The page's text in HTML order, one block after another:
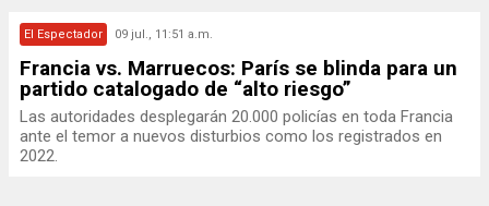
El Espectador 09 jul., 11:51 a.m.
Francia vs. Marruecos: París se blinda para un
partido catalogado de “alto riesgo”
Las autoridades desplegarán 20.000 policías en toda Francia
ante el temor a nuevos disturbios como los registrados en
2022.